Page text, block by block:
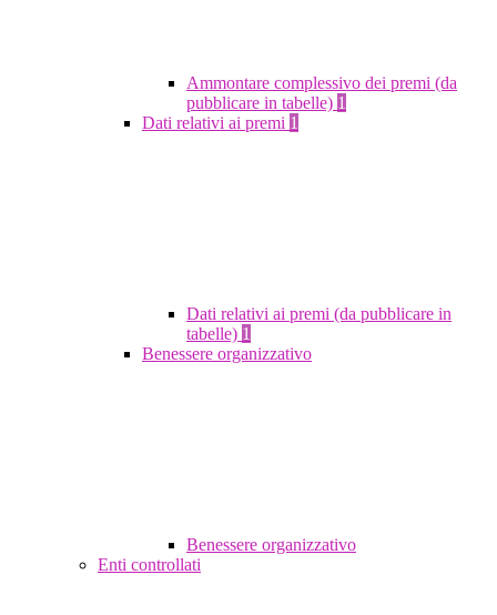
Ammontare complessivo dei premi (da
pubblicare in tabelle) 1
Dati relativi ai premi 1
Dati relativi ai premi (da pubblicare in
tabelle) 1
Benessere organizzativo
Benessere organizzativo
Enti controllati